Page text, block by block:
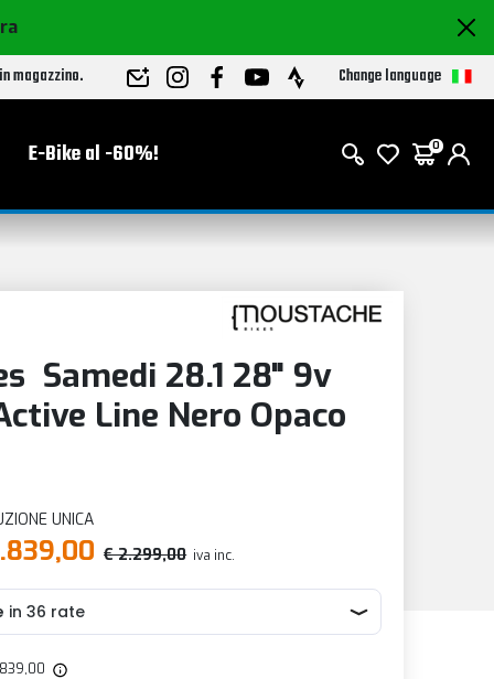
magazzino. Change language
E-Bike al -60%! 0
Samedi 28.1 28" 9v
Line Nero Opaco
UNICA
€ 2.299,00 iva inc.